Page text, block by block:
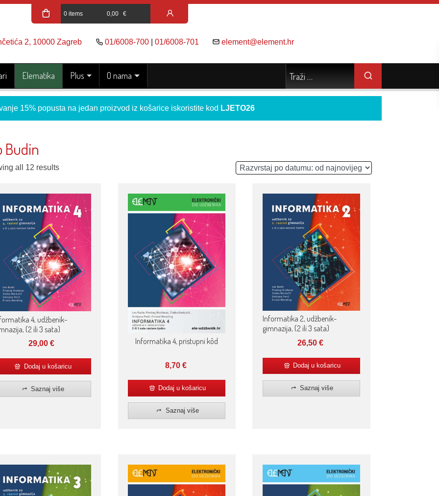
0 items 0,00 €
2, 10000 Zagreb 01/6008-700| 01/6008-701 element@element.hr
Elematika Plus O nama
15% popusta na jedan proizvod iz košarice iskoristite kod LJETO26
Budin
all 12 results
4, udžbenik-
(2 ili 3 sata)
29,00€
Dodaj u košaricu
Saznaj više
Informatika 4, pristupni kôd
8,70€
Dodaj u košaricu
Saznaj više
Informatika 2, udžbenik-
gimnazija, (2 ili 3 sata)
26,50€
Dodaj u košaricu
Saznaj više